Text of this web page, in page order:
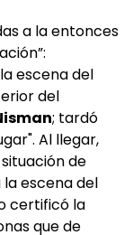
a la entonces
escena del
del
; tardó
Al llegar,
de
escena del
certificó la
que de